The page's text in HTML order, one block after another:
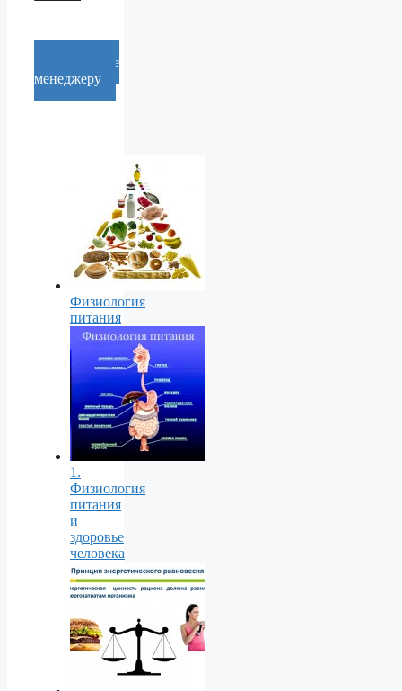
Cообщение
менеджеру
Физиология
питания
1.
Физиология
питания
и
здоровье
человека